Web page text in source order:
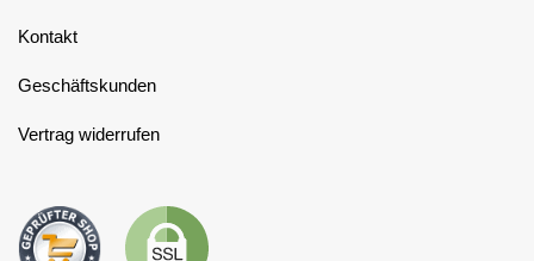
Kontakt
Geschäftskunden
Vertrag widerrufen